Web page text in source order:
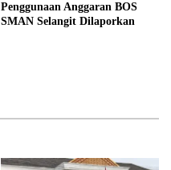
Penggunaan Anggaran BOS
SMAN Selangit Dilaporkan